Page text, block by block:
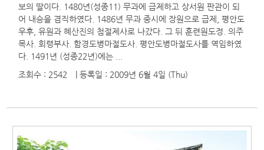
보의 딸이다. 1480년(성종11) 무과에 급제하고 상서원 판관이 되
어 내승을 겸직하였다. 1486년 무과 중시에 장원으로 급제, 평안도
우후, 유원과 혜산진의 첨절제사로 나갔다. 그 뒤 훈련원도정. 의주
목사. 회령부사. 함경도병마절도사. 평안도병마절도사를 역임하였
다. 1491년 (성종22년)에는 ...
조회수 : 2542
| 등록일 : 2009년 6월 4일 (Thu)